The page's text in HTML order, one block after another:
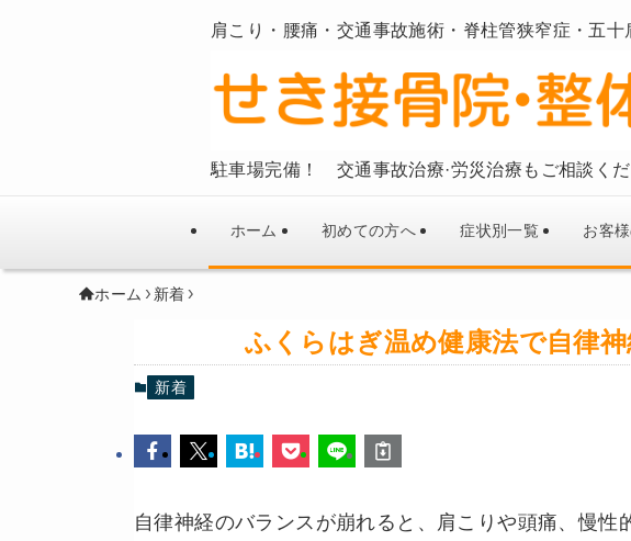
肩こり・腰痛・交通事故施術・脊柱管狭窄症・五
駐車場完備！ 交通事故治療·労災治療もご相談く
ホーム 初めての方へ 症状別一覧 お客
ホーム 新着
ふくらはぎ温め健康法で自律
新着
自律神経のバランスが崩れると、肩こりや頭痛、慢